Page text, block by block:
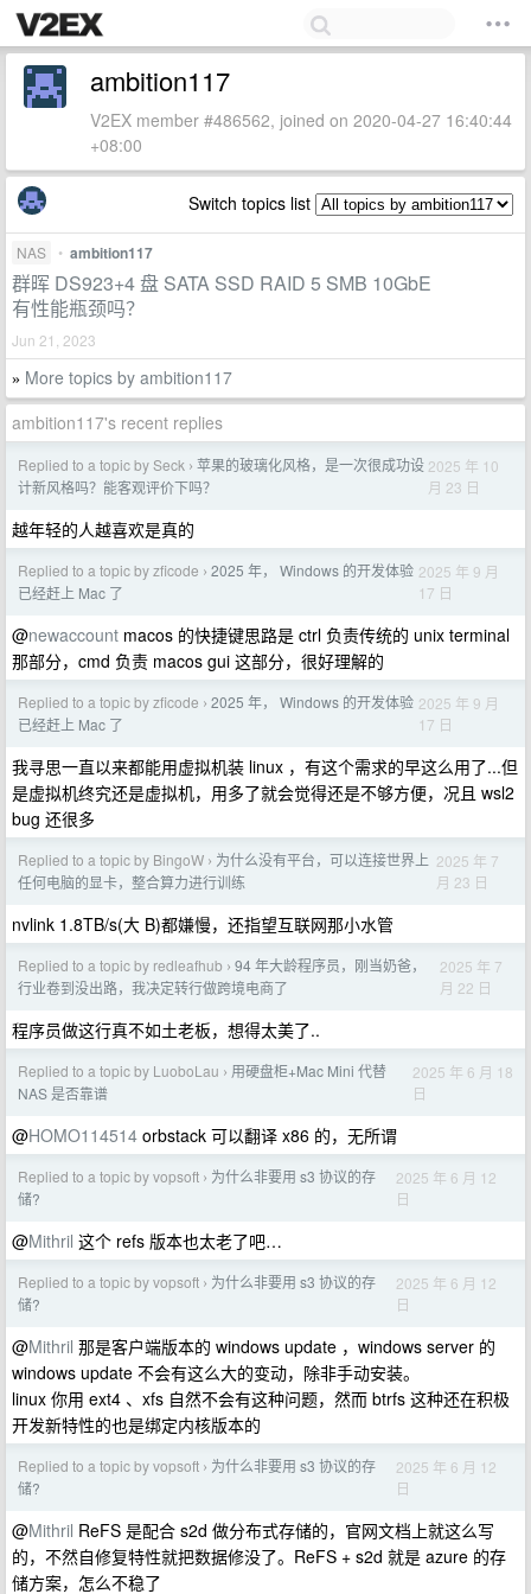
ambition117
V2EX member #486562, joined on 2020-04-27 16:40:44
+08:00
Switch topics list
NAS • ambition117
群晖 DS923+4 盘 SATA SSD RAID 5 SMB 10GbE
有性能瓶颈吗？
Jun 21, 2023
» More topics by ambition117
ambition117's recent replies
Replied to a topic by Seck › 苹果的玻璃化风格，是一次很成功设
计新风格吗？能客观评价下吗？
2025 年 10
月 23 日
越年轻的人越喜欢是真的
Replied to a topic by zficode › 2025 年， Windows 的开发体验
已经赶上 Mac 了
2025 年 9 月
17 日
@newaccount macos 的快捷键思路是 ctrl 负责传统的 unix terminal
那部分，cmd 负责 macos gui 这部分，很好理解的
Replied to a topic by zficode › 2025 年， Windows 的开发体验
已经赶上 Mac 了
2025 年 9 月
17 日
我寻思一直以来都能用虚拟机装 linux ，有这个需求的早这么用了...但
是虚拟机终究还是虚拟机，用多了就会觉得还是不够方便，况且 wsl2
bug 还很多
Replied to a topic by BingoW › 为什么没有平台，可以连接世界上
任何电脑的显卡，整合算力进行训练
2025 年 7
月 23 日
nvlink 1.8TB/s(大 B)都嫌慢，还指望互联网那小水管
Replied to a topic by redleafhub › 94 年大龄程序员，刚当奶爸，
行业卷到没出路，我决定转行做跨境电商了
2025 年 7
月 22 日
程序员做这行真不如土老板，想得太美了..
Replied to a topic by LuoboLau › 用硬盘柜+Mac Mini 代替
NAS 是否靠谱
2025 年 6 月 18
日
@HOMO114514 orbstack 可以翻译 x86 的，无所谓
Replied to a topic by vopsoft › 为什么非要用 s3 协议的存
储?
2025 年 6 月 12
日
@Mithril 这个 refs 版本也太老了吧…
Replied to a topic by vopsoft › 为什么非要用 s3 协议的存
储?
2025 年 6 月 12
日
@Mithril 那是客户端版本的 windows update ，windows server 的
windows update 不会有这么大的变动，除非手动安装。
linux 你用 ext4 、xfs 自然不会有这种问题，然而 btrfs 这种还在积极
开发新特性的也是绑定内核版本的
Replied to a topic by vopsoft › 为什么非要用 s3 协议的存
储?
2025 年 6 月 12
日
@Mithril ReFS 是配合 s2d 做分布式存储的，官网文档上就这么写
的，不然自修复特性就把数据修没了。ReFS + s2d 就是 azure 的存
储方案，怎么不稳了